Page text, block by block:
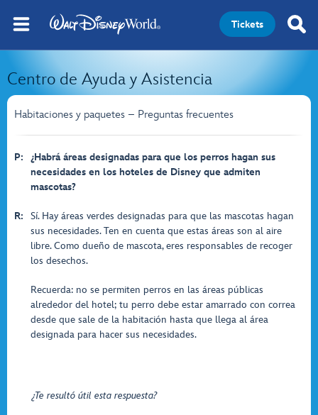
Tickets
Centro de Ayuda y Asistencia
Habitaciones y paquetes – Preguntas frecuentes
P:
¿Habrá áreas designadas para que los perros hagan sus
necesidades en los hoteles de Disney que admiten
mascotas?
R:
Sí. Hay áreas verdes designadas para que las mascotas hagan
sus necesidades. Ten en cuenta que estas áreas son al aire
libre. Como dueño de mascota, eres responsables de recoger
los desechos.
Recuerda: no se permiten perros en las áreas públicas
alrededor del hotel; tu perro debe estar amarrado con correa
desde que sale de la habitación hasta que llega al área
designada para hacer sus necesidades.
¿Te resultó útil esta respuesta?